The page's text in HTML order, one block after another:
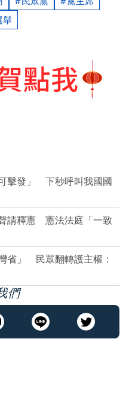
舉
擊發」 下秒呼叫我國國
請釋憲 憲法法庭「一致
省」 民眾翻轉護主權：
們